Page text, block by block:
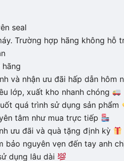
seal
Trường hợp hãng không
và nhận ưu đãi hấp dẫn hôm
lớp, xuất kho nhanh chóng
quá trình sử dụng sản phẩm
tâm như mua trực tiếp
ưu đãi và quà tặng định kỳ
nguyên vẹn đến tay anh
dụng lâu dài